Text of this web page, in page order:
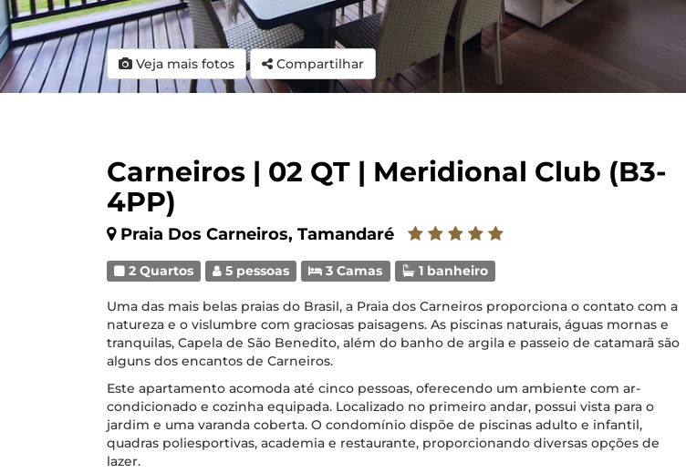
Veja mais fotos Compartilhar
Carneiros | 02 QT | Meridional Club (B3-
4PP)
Praia Dos Carneiros, Tamandaré
2 Quartos 5 pessoas 3 Camas 1 banheiro
Uma das mais belas praias do Brasil, a Praia dos Carneiros proporciona o contato com a
natureza e o vislumbre com graciosas paisagens. As piscinas naturais, águas mornas e
tranquilas, Capela de São Benedito, além do banho de argila e passeio de catamarã são
alguns dos encantos de Carneiros.
Este apartamento acomoda até cinco pessoas, oferecendo um ambiente com ar-
condicionado e cozinha equipada. Localizado no primeiro andar, possui vista para o
jardim e uma varanda coberta. O condomínio dispõe de piscinas adulto e infantil,
quadras poliesportivas, academia e restaurante, proporcionando diversas opções de
lazer.